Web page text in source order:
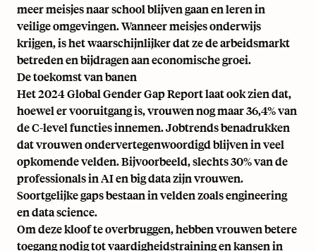
meer meisjes naar school blijven gaan en leren in
veilige omgevingen. Wanneer meisjes onderwijs
krijgen, is het waarschijnlijker dat ze de arbeidsmarkt
betreden en bijdragen aan economische groei.
De toekomst van banen
Het 2024 Global Gender Gap Report laat ook zien dat,
hoewel er vooruitgang is, vrouwen nog maar 36,4% van
de C-level functies innemen. Jobtrends benadrukken
dat vrouwen ondervertegenwoordigd blijven in veel
opkomende velden. Bijvoorbeeld, slechts 30% van de
professionals in AI en big data zijn vrouwen.
Soortgelijke gaps bestaan in velden zoals engineering
en data science.
Om deze kloof te overbruggen, hebben vrouwen betere
toegang nodig totvaardigheidstrainingen kansen in